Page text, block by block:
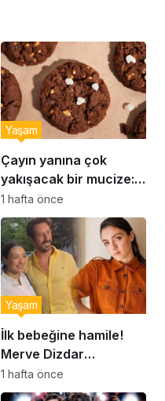
Çayın yanına çok
yakışacak bir mucize:
Brownie tadında ıslak
kurabiye tarifi…
Yaşam
1 hafta önce
İlk bebeğine hamile!
Merve Dizdar
sessizliğini bozdu: ‘İsim
bulmak çok zor’
Yaşam
1 hafta önce